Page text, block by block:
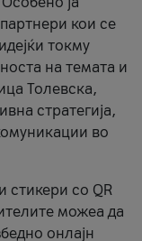
кои се
токму
на темата и
Толевска,
стратегија,
во
стикери со QR
можеа да
онлајн